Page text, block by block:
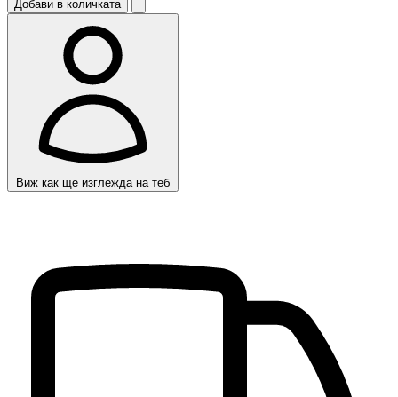
Добави в количката
Виж как ще изглежда на теб